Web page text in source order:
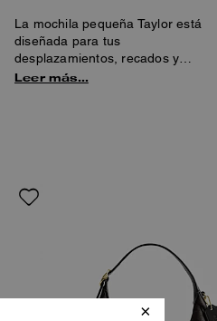
La mochila pequeña Taylor está
diseñada para tus
desplazamientos, recados y
planes en movimiento.
portátil que aporta organización
ajustables para el hombro.
Leer más…